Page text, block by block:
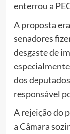
enterrou a
A proposta
senadores
desgaste de
dos
responsável
A rejeição do
a Câmara